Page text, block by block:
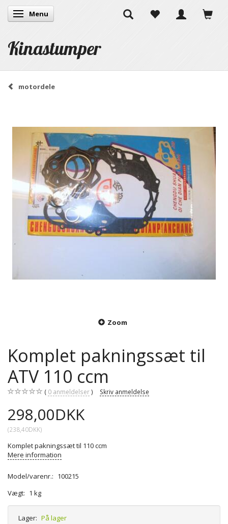
Skifte navigation
Menu
Kinastumper
motordele
Zoom
Komplet pakningssæt til
ATV 110 ccm
0 anmeldelser Skriv anmeldelse
298,00DKK
(238,40DKK)
Komplet pakningssæt til 110 ccm
Mere information
Model/varenr.: 100215
Vægt: 1 kg
Lager: På lager